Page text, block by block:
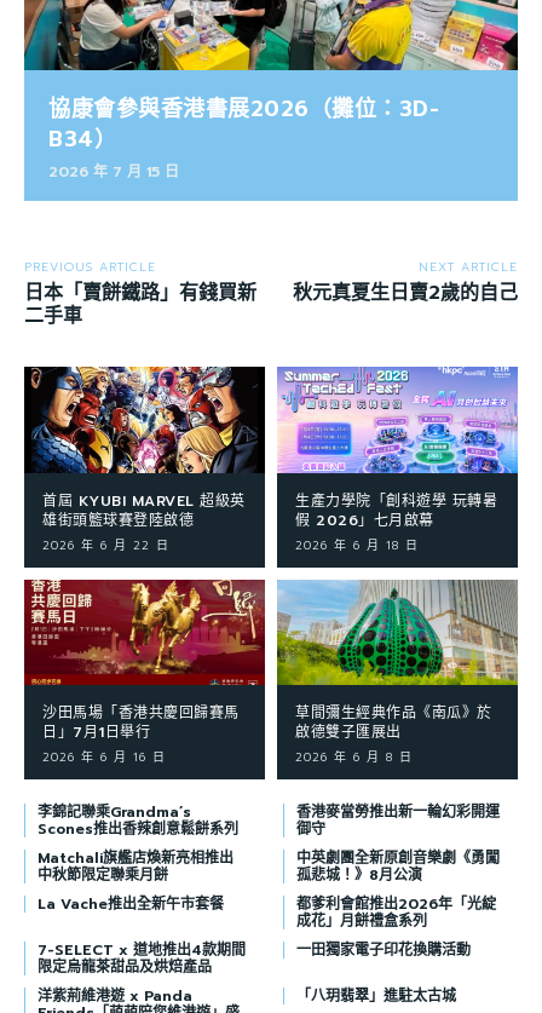
協康會參與香港書展2026（攤位：3D-
B34）
2026 年 7 月 15 日
PREVIOUS ARTICLE
日本「賣餅鐵路」有錢買新
二手車
NEXT ARTICLE
秋元真夏生日賣2歲的自己
首屆 KYUBI MARVEL 超級英
雄街頭籃球賽登陸啟德
2026 年 6 月 22 日
生產力學院「創科遊學 玩轉暑
假 2026」七月啟幕
2026 年 6 月 18 日
沙田馬場「香港共慶回歸賽馬
日」7月1日舉行
2026 年 6 月 16 日
草間彌生經典作品《南瓜》於
啟德雙子匯展出
2026 年 6 月 8 日
李錦記聯乘Grandma’s
Scones推出香辣創意鬆餅系列
香港麥當勞推出新一輪幻彩開運
御守
Matchali旗艦店煥新亮相推出
中秋節限定聯乘月餅
中英劇團全新原創音樂劇《勇闖
孤悲城！》8月公演
La Vache推出全新午市套餐
都爹利會館推出2026年「光綻
成花」月餅禮盒系列
7-SELECT x 道地推出4款期間
限定烏龍茶甜品及烘焙產品
一田獨家電子印花換購活動
洋紫荊維港遊 x Panda 「八玥翡翠」進駐太古城